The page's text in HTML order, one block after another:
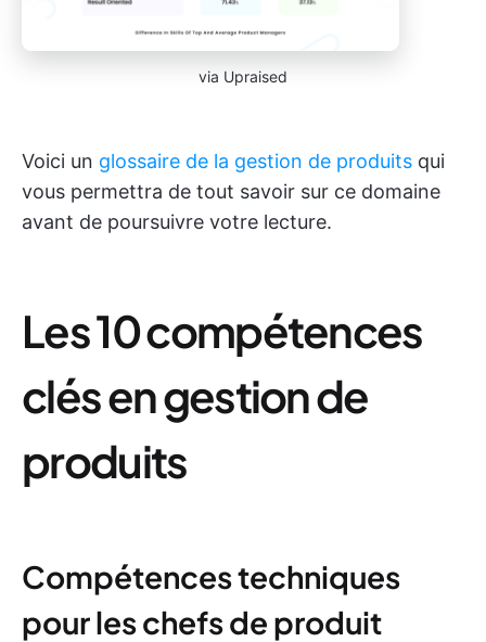
via Upraised
Voici un glossaire de la gestion de produits qui
vous permettra de tout savoir sur ce domaine
avant de poursuivre votre lecture.
Les 10 compétences
clés en gestion de
produits
Compétences techniques
pour les chefs de produit